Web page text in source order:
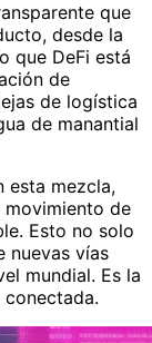
que
desde la
que DeFi está
de
de logística
de manantial
esta mezcla,
movimiento de
Esto no solo
nuevas vías
mundial. Es la